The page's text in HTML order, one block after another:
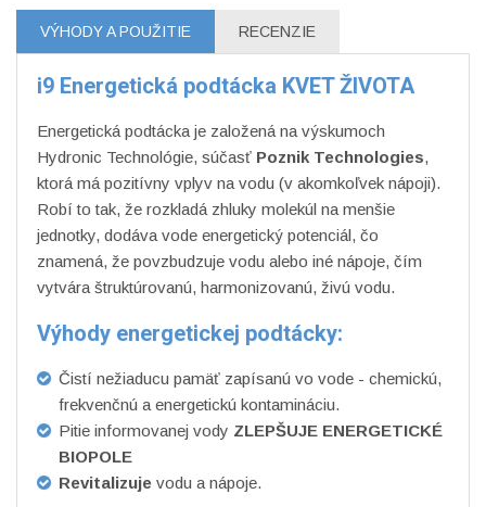
VÝHODY A POUŽITIE RECENZIE
i9 Energetická podtácka KVET ŽIVOTA
Energetická podtácka je založená na výskumoch
Hydronic Technológie, súčasť Poznik Technologies,
ktorá má pozitívny vplyv na vodu (v akomkoľvek nápoji).
Robí to tak, že rozkladá zhluky molekúl na menšie
jednotky, dodáva vode energetický potenciál, čo
znamená, že povzbudzuje vodu alebo iné nápoje, čím
vytvára štruktúrovanú, harmonizovanú, živú vodu.
Výhody energetickej podtácky:
Čistí nežiaducu pamäť zapísanú vo vode - chemickú,
frekvenčnú a energetickú kontamináciu.
Pitie informovanej vody ZLEPŠUJE ENERGETICKÉ
BIOPOLE
Revitalizuje vodu a nápoje.